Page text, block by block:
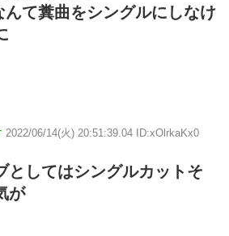
て糞曲をシングルにしなけ
2022/06/14(火) 20:51:39.04 ID:xOlrkaKx0
としてはシングルカットそ
が